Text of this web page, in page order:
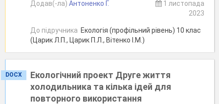
Додав(-ла) Антоненко Г.
1 листопада
2023
До підручника Екологія (профільний рівень) 10 клас
(Царик Л.П., Царик П.Л., Вітенко І.М.)
DOCX
Екологічний проект Друге життя
холодильника та кілька ідей для
повторного використання